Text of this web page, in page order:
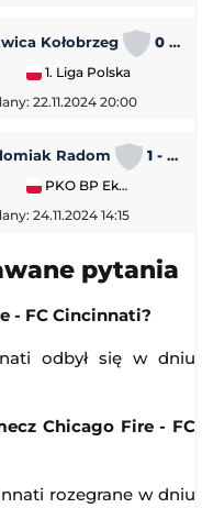
Kołobrzeg 0 - 5
1. Liga Polska
22.11.2024 20:00
Radom 1 - 2
PKO BP Ekstraklasa
24.11.2024 14:15
pytania
- FC Cincinnati?
odbył się w dniu
Chicago Fire - FC
rozegrane w dniu